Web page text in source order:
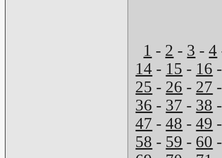
1 - 2 - 3 -4
14 - 15 - 16
25 - 26 - 27
36 - 37 - 38
47 -48 -49
58 - 59 - 60